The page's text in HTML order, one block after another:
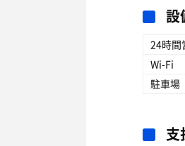
設
24時間
Wi-Fi
駐車場
支